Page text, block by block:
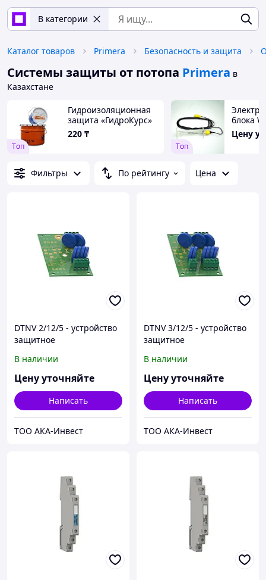
В категории
Каталог товаров Primera Безопасность и защита
Системы защиты от потопа Primera в
Казахстане
Tоп
Гидроизоляционная
защита «ГидроКурс»
220 ₸
Tоп
блока
Цену
Фильтры По рейтингу Цена
DTNV 2/12/5 - устройство
защитное
В наличии
Цену уточняйте
Написать
ТОО АКА-Инвест
DTNV 3/12/5 - устройство
защитное
В наличии
Цену уточняйте
Написать
ТОО АКА-Инвест